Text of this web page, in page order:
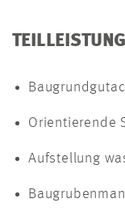
Orientierende
Aufstellung